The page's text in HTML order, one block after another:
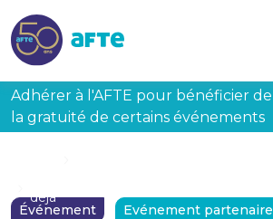
Adhérer à l'AFTE pour bénéficier de
la gratuité de certains événements
déjà
Événement Evénement partenaire